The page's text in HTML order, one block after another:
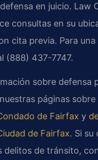
en juicio. Law
consultas en su
cita previa. Para
(888) 437-7747.
sobre defensa
páginas sobre
de Fairfax y
de Fairfax. Si su
delitos de tránsito,